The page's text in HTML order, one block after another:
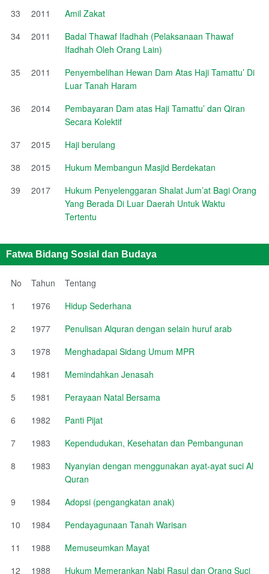
33 2011
Amil Zakat
34
2011
Badal Thawaf Ifadhah (Pelaksanaan Thawaf
Ifadhah Oleh Orang Lain)
35
2011
Penyembelihan Hewan Dam Atas Haji Tamattu’ Di
Luar Tanah Haram
36
2014
Pembayaran Dam atas Haji Tamattu’ dan Qiran
Secara Kolektif
37
2015
Haji berulang
38
2015
Hukum Membangun Masjid Berdekatan
39
2017
Hukum Penyelenggaran Shalat Jum’at Bagi Orang
Yang Berada Di Luar Daerah Untuk Waktu
Tertentu
Fatwa Bidang Sosial dan Budaya
No Tahun
Tentang
1
1976
Hidup Sederhana
2
1977
Penulisan Alquran dengan selain huruf arab
3
1978
Menghadapai Sidang Umum MPR
4
1981
Memindahkan Jenasah
5
1981
Perayaan Natal Bersama
6
1982
Panti Pijat
7
1983
Kependudukan, Kesehatan dan Pembangunan
8
1983
Nyanyian dengan menggunakan ayat-ayat suci Al
Quran
9
1984
Adopsi (pengangkatan anak)
10
1984
Pendayagunaan Tanah Warisan
11
1988
Memuseumkan Mayat
12
1988
Hukum Memerankan Nabi Rasul dan Orang Suci